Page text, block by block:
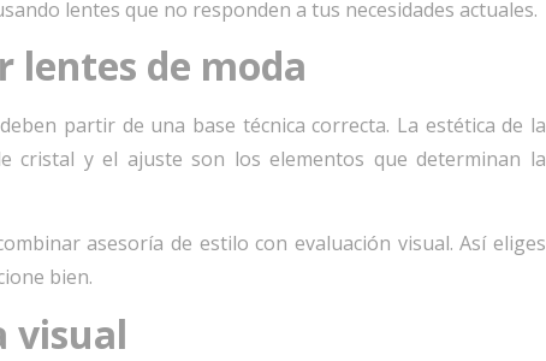
lentes que no responden a tus necesidades actuales.
lentes de moda
partir de una base técnica correcta. La estética de la
y el ajuste son los elementos que determinan la
asesoría de estilo con evaluación visual. Así eliges
bien.
visual